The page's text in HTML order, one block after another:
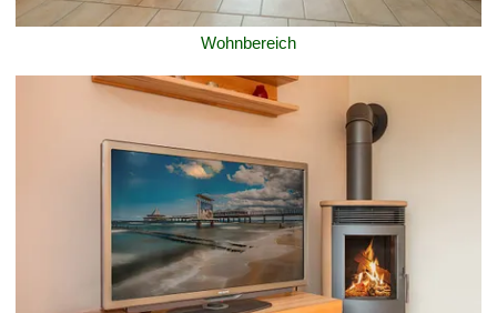
Wohnbereich